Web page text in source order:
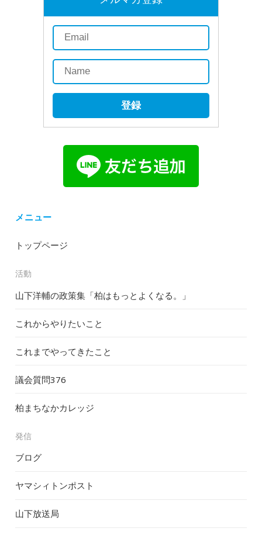
登録
メニュー
トップページ
活動
山下洋輔の政策集「柏はもっとよくなる。」
これからやりたいこと
これまでやってきたこと
議会質問376
柏まちなかカレッジ
発信
ブログ
ヤマシィトンポスト
山下放送局